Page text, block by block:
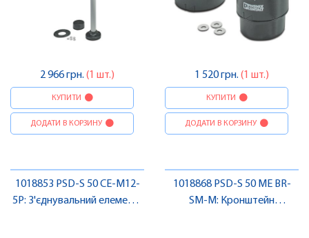
2 966 грн. (1 шт.)
КУПИТИ
ДОДАТИ В КОРЗИНУ
1 520 грн. (1 шт.)
КУПИТИ
ДОДАТИ В КОРЗИНУ
1018853 PSD-S 50 CE-M12-
5P: З'єднувальний елемент ,
1018868 PSD-S 50 ME BR-
SM-M: Кронштейн